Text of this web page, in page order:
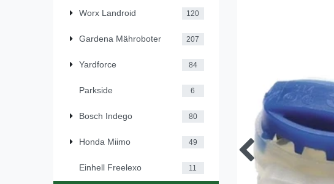
Worx Landroid 120
Gardena Mähroboter 207
Yardforce 84
Parkside 6
Bosch Indego 80
Honda Miimo 49
Einhell Freelexo 11